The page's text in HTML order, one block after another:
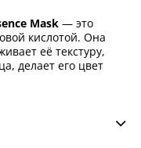
Mask — это
кислотой. Она
её текстуру,
делает его цвет